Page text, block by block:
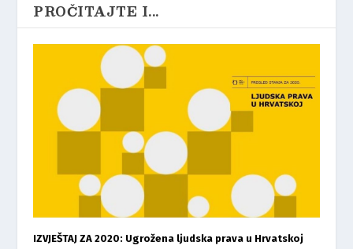
PROČITAJTE I...
IZVJEŠTAJ ZA 2020: Ugrožena ljudska prava u Hrvatskoj